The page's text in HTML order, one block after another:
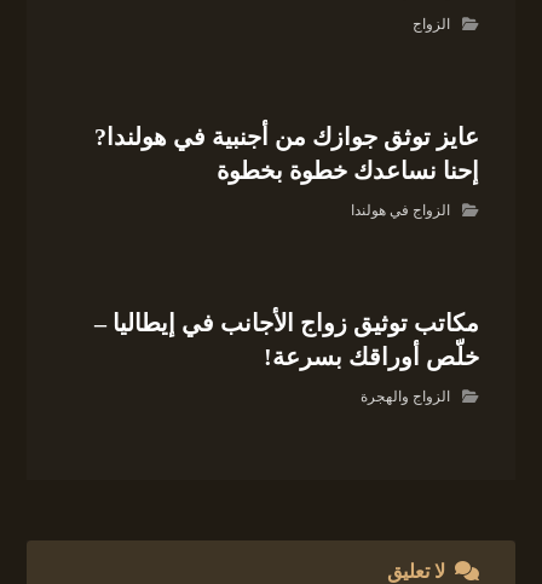
الزواج
عايز توثق جوازك من أجنبية في هولندا?
إحنا نساعدك خطوة بخطوة
الزواج في هولندا
مكاتب توثيق زواج الأجانب في إيطاليا –
خلّص أوراقك بسرعة!
الزواج والهجرة
لا تعليق